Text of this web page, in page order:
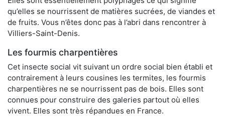
qu’elles se nourrissent de matières sucrées, de viandes et
de fruits. Vous n’êtes donc pas à l’abri dans rencontrer à
Villiers-Saint-Denis.
Les fourmis charpentières
Cet insecte social vit suivant un ordre social bien établi et
contrairement à leurs cousines les termites, les fourmis
charpentières ne se nourrissent pas de bois. Elles sont
connues pour construire des galeries partout où elles
vivent. Elles sont très répandues en France.